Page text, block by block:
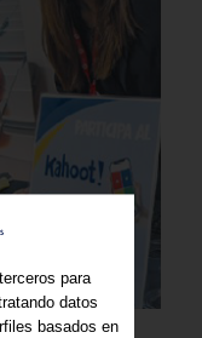
para
datos
basados en